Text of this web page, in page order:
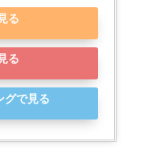
る
る
グで見る